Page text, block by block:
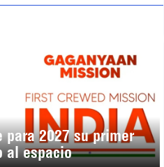
para 2027 su primer
al espacio